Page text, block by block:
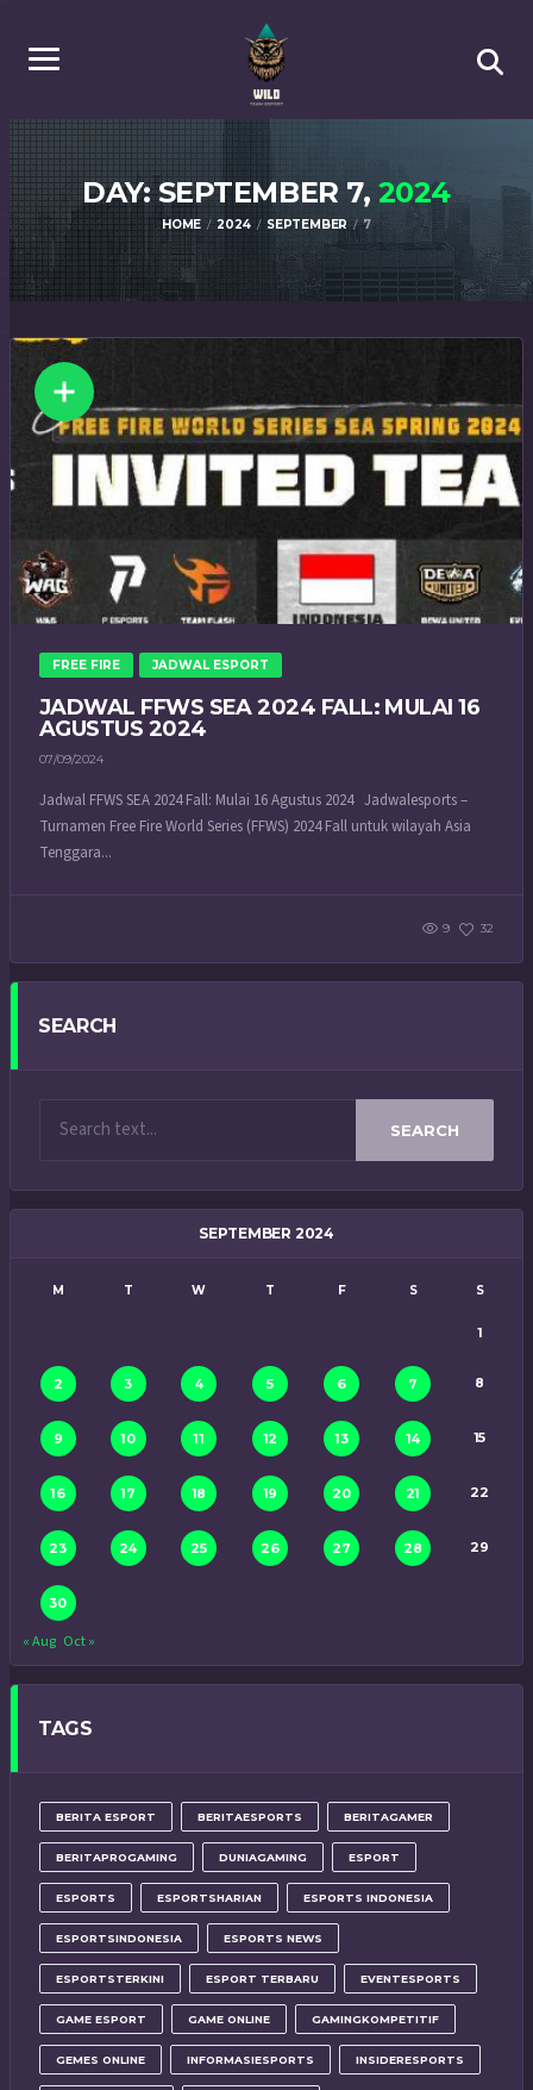
DAY: SEPTEMBER 7, 2024
HOME 2024 SEPTEMBER 7
FREE FIRE JADWAL ESPORT
JADWAL FFWS SEA 2024 FALL: MULAI 16
AGUSTUS 2024
07/09/2024
Jadwal FFWS SEA 2024 Fall: Mulai 16 Agustus 2024 Jadwalesports –
Turnamen Free Fire World Series (FFWS) 2024 Fall untuk wilayah Asia
Tenggara...
9 32
SEARCH
SEARCH
SEPTEMBER 2024
M T W T F S S
1
2 3 4 5 6 7 8
9 10 11 12 13 14 15
16 17 18 19 20 21 22
23 24 25 26 27 28 29
30
« Aug Oct »
TAGS
BERITA ESPORT BERITAESPORTS BERITAGAMER
BERITAPROGAMING DUNIAGAMING ESPORT
ESPORTS ESPORTSHARIAN ESPORTS INDONESIA
ESPORTSINDONESIA ESPORTS NEWS
ESPORTSTERKINI ESPORT TERBARU EVENTESPORTS
GAME ESPORT GAME ONLINE GAMINGKOMPETITIF
GEMES ONLINE INFORMASIESPORTS INSIDERESPORTS